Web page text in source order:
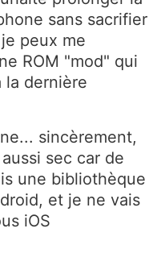
sans sacrifier
peux me
ROM "mod" qui
la dernière
sincèrement,
sec car de
une bibliothèque
et je ne vais
iOS